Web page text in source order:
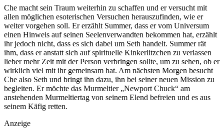
Che macht sein Traum weiterhin zu schaffen und er versucht mit
allen möglichen esoterischen Versuchen herauszufinden, wie er
weiter vorgehen soll. Er erzählt Summer, dass er vom Universum
einen Hinweis auf seinen Seelenverwandten bekommen hat, erzählt
ihr jedoch nicht, dass es sich dabei um Seth handelt. Summer rät
ihm, dass er anstatt sich auf spirituelle Kinkerlitzchen zu verlassen
lieber mehr Zeit mit der Person verbringen sollte, um zu sehen, ob er
wirklich viel mit ihr gemeinsam hat. Am nächsten Morgen besucht
Che also Seth und bringt ihn dazu, ihn bei seiner neuen Mission zu
begleiten. Er möchte das Murmeltier „Newport Chuck“ am
anstehenden Murmeltiertag von seinem Elend befreien und es aus
seinem Käfig retten.
Anzeige